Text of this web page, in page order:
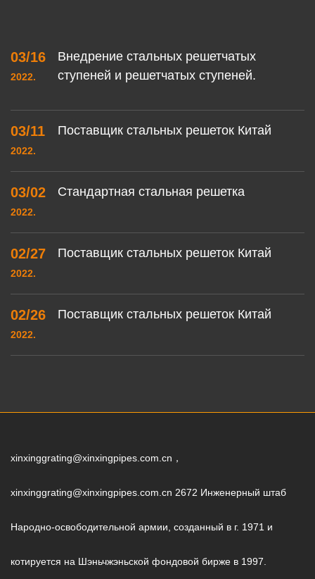
03/16
2022.
Внедрение стальных решетчатых
ступеней и решетчатых ступеней.
03/11
2022.
Поставщик стальных решеток Китай
03/02
2022.
Стандартная стальная решетка
02/27
2022.
Поставщик стальных решеток Китай
02/26
2022.
Поставщик стальных решеток Китай
xinxinggrating@xinxingpipes.com.cn，
xinxinggrating@xinxingpipes.com.cn 2672 Инженерный штаб
Народно-освободительной армии, созданный в г. 1971 и
котируется на Шэньчжэньской фондовой бирже в 1997.